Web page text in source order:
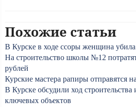
Похожие статьи
В Курске в ходе ссоры женщина
На строительство школы №12
рублей
Курские мастера рапиры отправятся
В Курске обсудили ход строительства
ключевых объектов